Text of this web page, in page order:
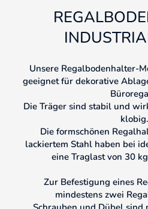
Unsere Regalbodenhalter-
geeignet für dekorative
Die Träger sind stabil und
klobig.
Die formschönen
lackiertem Stahl haben bei
eine Traglast von 30
Zur Befestigung eines
mindestens zwei